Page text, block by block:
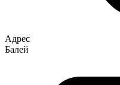
Адрес
Балей